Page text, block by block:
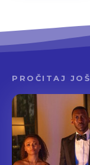
PROČITAJ JOŠ